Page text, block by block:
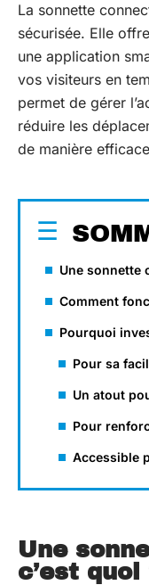
La sonnette
sécurisée. Elle
une application
vos visiteurs en
permet de gérer
réduire les
de manière
Une sonnette
Comment
Pourquoi
Pour sa
Un atout
Pour
Accessible
Une
c’est quoi